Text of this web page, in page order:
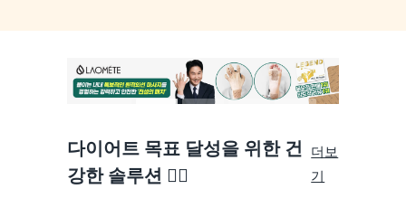
다이어트 목표 달성을 위한 건
강한 솔루션 🏃‍♀️
더보
기